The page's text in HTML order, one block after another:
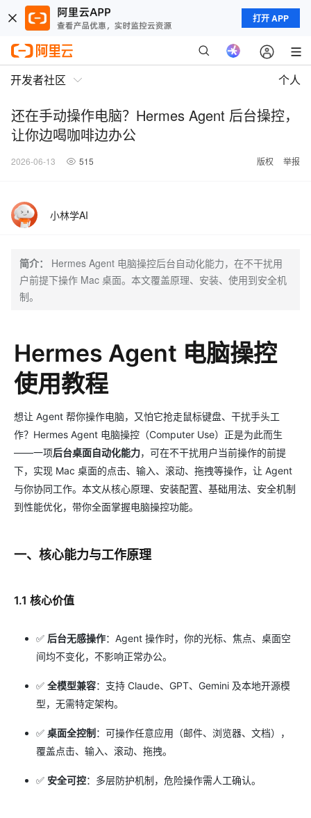
打开 APP
开发者社区 个人
还在手动操作电脑？Hermes Agent 后台操控，
让你边喝咖啡边办公
2026-06-13 515 版权 举报
小林学AI
简介：
Hermes Agent 电脑操控后台自动化能力，在不干扰用
户前提下操作 Mac 桌面。本文覆盖原理、安装、使用到安全机
制。
Hermes Agent 电脑操控
使用教程
想让 Agent 帮你操作电脑，又怕它抢走鼠标键盘、干扰手头工
作？Hermes Agent 电脑操控（Computer Use）正是为此而生
——一项后台桌面自动化能力，可在不干扰用户当前操作的前提
下，实现 Mac 桌面的点击、输入、滚动、拖拽等操作，让 Agent
与你协同工作。本文从核心原理、安装配置、基础用法、安全机制
到性能优化，带你全面掌握电脑操控功能。
一、核心能力与工作原理
1.1 核心价值
✅ 后台无感操作：Agent 操作时，你的光标、焦点、桌面空
间均不变化，不影响正常办公。
✅ 全模型兼容：支持 Claude、GPT、Gemini 及本地开源模
型，无需特定架构。
✅ 桌面全控制 ：可操作任意应用（邮件、浏览器、文档），
覆盖点击、输入、滚动、拖拽。
✅ 安全可控：多层防护机制，危险操作需人工确认。